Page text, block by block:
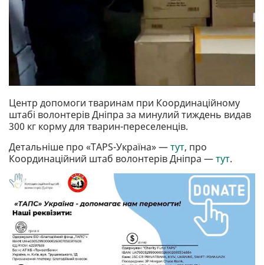
Центр допомоги тваринам при Координаційному
штабі волонтерів Дніпра за минулий тиждень видав
300 кг корму для тварин-переселенців.
Детальніше про «TAPS-Україна» —тут, про
Координаційний штаб волонтерів Дніпра —тут.